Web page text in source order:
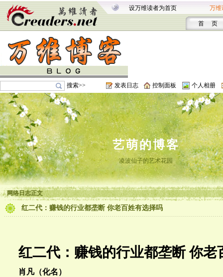
设万维读者为首页 万维
首 页
搜索>> 发表日志 控制面板 个人相册
艺萌的博客
凌波仙子的艺术花园
网络日志正文
红二代：赚钱的行业都垄断 你老百姓有选择吗
红二代：赚钱的行业都垄断 你老
肖凡（化名）